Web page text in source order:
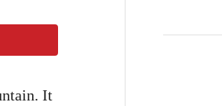
It